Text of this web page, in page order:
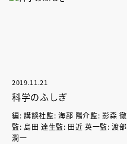
2019.11.21
科学のふしぎ
編: 講談社監: 海部 陽介監: 影森 徹
監: 島田 達生監: 田近 英一監: 渡部
潤一